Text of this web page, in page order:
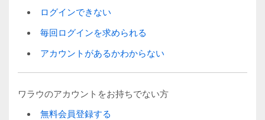
ログインできない
毎回ログインを求められる
アカウントがあるかわからない
ワラウのアカウントをお持ちでない方
無料会員登録する